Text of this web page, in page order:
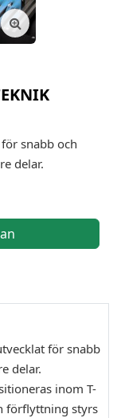
snabb och
delar.
för snabb
delar.
inom T-
förflyttning styrs